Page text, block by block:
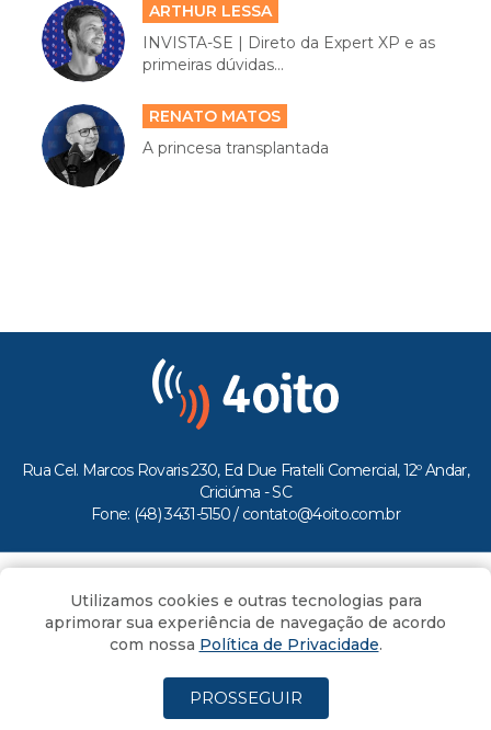
ARTHUR LESSA
INVISTA-SE | Direto da Expert XP e as
primeiras dúvidas...
RENATO MATOS
A princesa transplantada
Rua Cel. Marcos Rovaris 230, Ed Due Fratelli Comercial, 12º Andar,
Criciúma - SC
Fone: (48) 3431-5150 / contato@4oito.com.br
Todos os direitos reservados ao Portal 4oito
Utilizamos cookies e outras tecnologias para
aprimorar sua experiência de navegação de acordo
com nossa Política de Privacidade.
PROSSEGUIR